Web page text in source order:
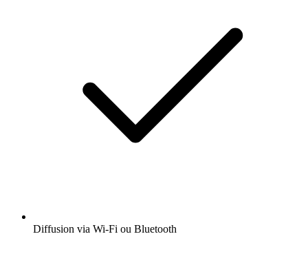
Diffusion via Wi-Fi ou Bluetooth